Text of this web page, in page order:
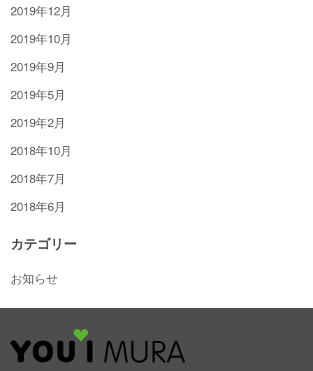
2019年12月
2019年10月
2019年9月
2019年5月
2019年2月
2018年10月
2018年7月
2018年6月
カテゴリー
お知らせ